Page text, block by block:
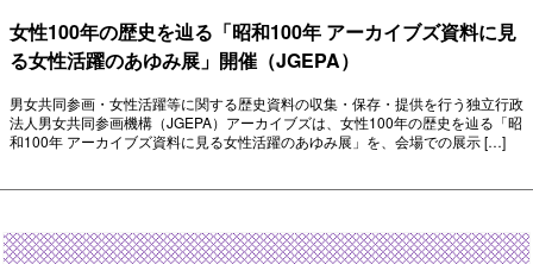
女性100年の歴史を辿る「昭和100年 アーカイブズ資料に見
る女性活躍のあゆみ展」開催（JGEPA）
男女共同参画・女性活躍等に関する歴史資料の収集・保存・提供を行う独立行政
法人男女共同参画機構（JGEPA）アーカイブズは、女性100年の歴史を辿る「昭
和100年 アーカイブズ資料に見る女性活躍のあゆみ展」を、会場での展示 […]